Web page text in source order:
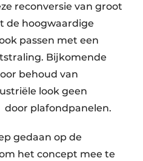
reconversie van groot
de hoogwaardige
passen met een
Bijkomende
behoud van
look geen
plafondpanelen.
gedaan op de
het concept mee te